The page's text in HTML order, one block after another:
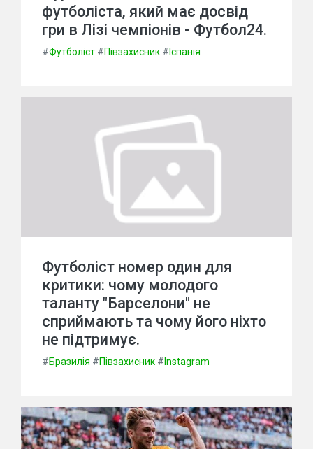
футболіста, який має досвід
гри в Лізі чемпіонів - Футбол24.
#Футболіст #Півзахисник # Іспанія
Футболіст номер один для
критики: чому молодого
таланту "Барселони" не
сприймають та чому його ніхто
не підтримує.
#Бразилія #Півзахисник # Instagram